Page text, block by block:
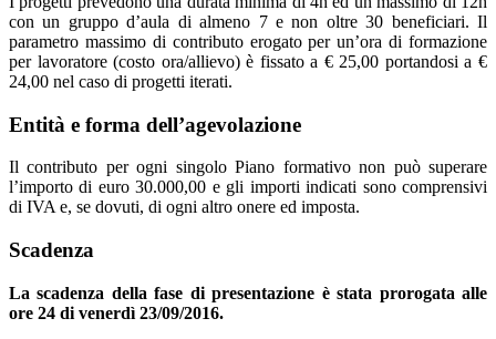
con un gruppo d’aula di almeno 7 e non oltre 30 beneficiari. Il
parametro massimo di contributo erogato per un’ora di formazione
per lavoratore (costo ora/allievo) è fissato a € 25,00 portandosi a €
24,00 nel caso di progetti iterati.
Entità e forma dell’agevolazione
Il contributo per ogni singolo Piano formativo non può superare
l’importo di euro 30.000,00 e gli importi indicati sono comprensivi
di IVA e, se dovuti, di ogni altro onere ed imposta.
Scadenza
La scadenza della fase di presentazione è stata prorogata alle
ore 24 di venerdì 23/09/2016.